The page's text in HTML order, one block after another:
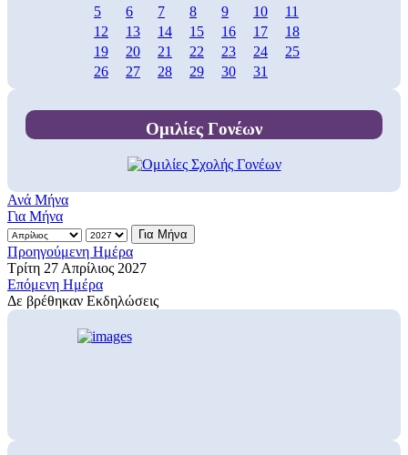
5
6 7 8 9 10
11
12
13 14 15 16 17
18
19
20 21 22 23 24
25
26
27 28 29 30 31
Ομιλίες Γονέων
Ανά Μήνα
Για Μήνα
Για Μήνα
Προηγούμενη Ημέρα
Τρίτη 27 Απρίλιος 2027
Επόμενη Ημέρα
Δε βρέθηκαν Εκδηλώσεις